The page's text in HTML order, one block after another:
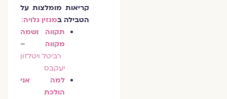
קריאות מומלצות על
הטבילה ב מגזין גלויה:
תקווה ושמה
מקווה–
רביטל ויטלזון
יעקבס
למה אני
הולכת